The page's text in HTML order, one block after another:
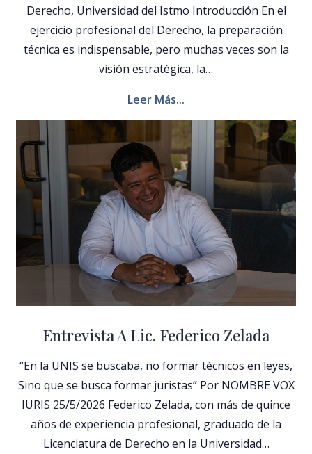
Derecho, Universidad del Istmo Introducción En el
ejercicio profesional del Derecho, la preparación
técnica es indispensable, pero muchas veces son la
visión estratégica, la…
Leer Más...
Entrevista A Lic. Federico Zelada
“En la UNIS se buscaba, no formar técnicos en leyes,
Sino que se busca formar juristas” Por NOMBRE VOX
IURIS 25/5/2026 Federico Zelada, con más de quince
años de experiencia profesional, graduado de la
Licenciatura de Derecho en la Universidad…